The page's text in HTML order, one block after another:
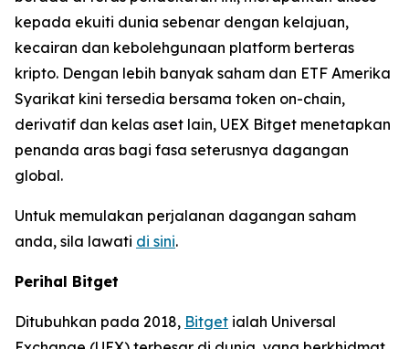
kepada ekuiti dunia sebenar dengan kelajuan,
kecairan dan kebolehgunaan platform berteras
kripto. Dengan lebih banyak saham dan ETF Amerika
Syarikat kini tersedia bersama token on-chain,
derivatif dan kelas aset lain, UEX Bitget menetapkan
penanda aras bagi fasa seterusnya dagangan
global.
Untuk memulakan perjalanan dagangan saham
anda, sila lawati di sini.
Perihal Bitget
Ditubuhkan pada 2018, Bitget ialah Universal